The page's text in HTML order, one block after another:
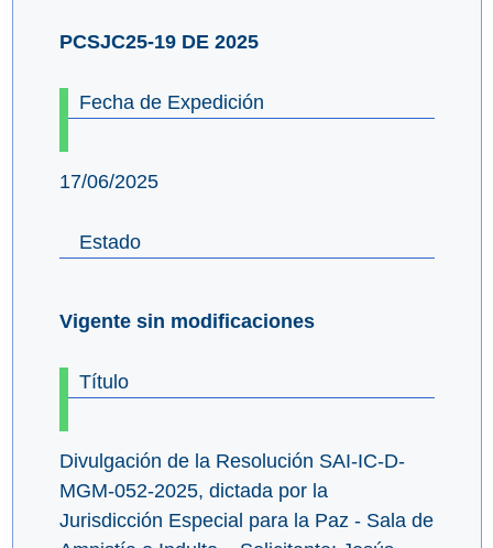
PCSJC25-19 DE 2025
Fecha de Expedición
17/06/2025
Estado
Vigente sin modificaciones
Título
Divulgación de la Resolución SAI-IC-D-
MGM-052-2025, dictada por la
Jurisdicción Especial para la Paz - Sala de